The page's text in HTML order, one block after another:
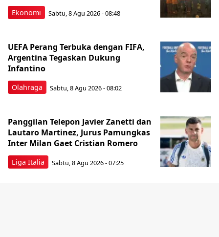
Ekonomi Sabtu, 8 Agu 2026 - 08:48
Olahraga
UEFA Perang Terbuka dengan FIFA,
Argentina Tegaskan Dukung
Infantino
Sabtu, 8 Agu 2026 - 08:02
Liga Italia
Panggilan Telepon Javier Zanetti dan
Lautaro Martinez, Jurus Pamungkas
Inter Milan Gaet Cristian Romero
Sabtu, 8 Agu 2026 - 07:25